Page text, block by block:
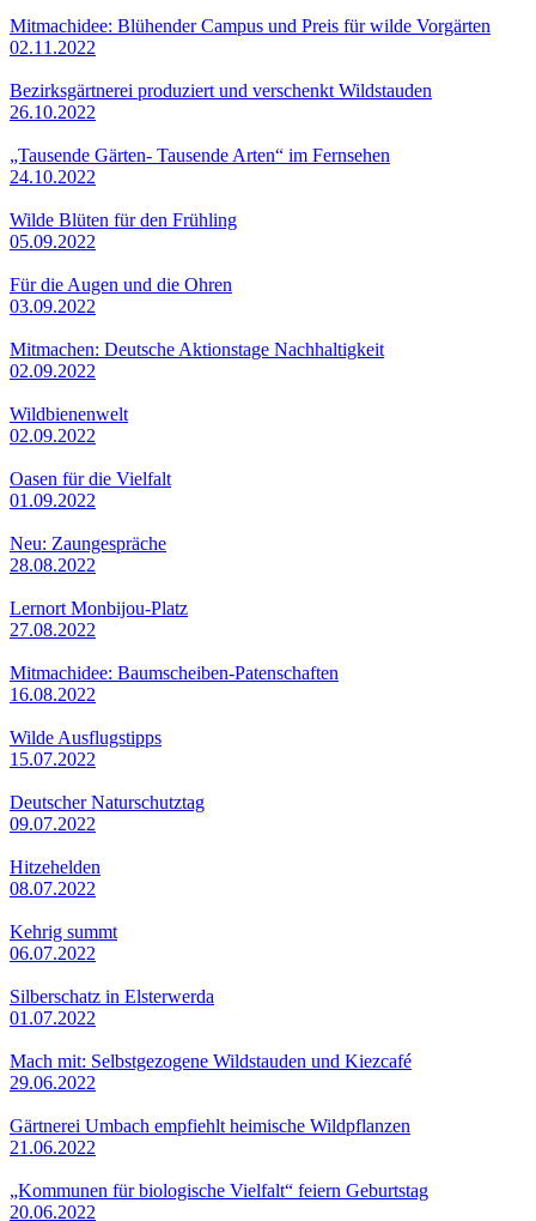
Mitmachidee: Blühender Campus und Preis für wilde Vorgärten
02.11.2022
Bezirksgärtnerei produziert und verschenkt Wildstauden
26.10.2022
„Tausende Gärten- Tausende Arten“ im Fernsehen
24.10.2022
Wilde Blüten für den Frühling
05.09.2022
Für die Augen und die Ohren
03.09.2022
Mitmachen: Deutsche Aktionstage Nachhaltigkeit
02.09.2022
Wildbienenwelt
02.09.2022
Oasen für die Vielfalt
01.09.2022
Neu: Zaungespräche
28.08.2022
Lernort Monbijou-Platz
27.08.2022
Mitmachidee: Baumscheiben-Patenschaften
16.08.2022
Wilde Ausflugstipps
15.07.2022
Deutscher Naturschutztag
09.07.2022
Hitzehelden
08.07.2022
Kehrig summt
06.07.2022
Silberschatz in Elsterwerda
01.07.2022
Mach mit: Selbstgezogene Wildstauden und Kiezcafé
29.06.2022
Gärtnerei Umbach empfiehlt heimische Wildpflanzen
21.06.2022
„Kommunen für biologische Vielfalt“ feiern Geburtstag
20.06.2022